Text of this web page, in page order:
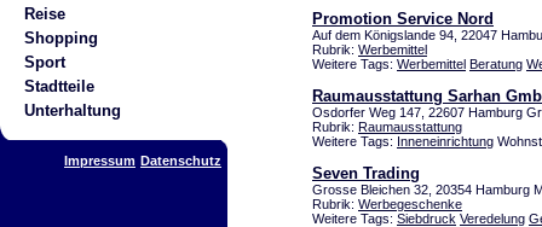
Reise
Shopping
Sport
Stadtteile
Unterhaltung
Impressum Datenschutz
Promotion Service Nord
Auf dem Königslande 94, 22047
Rubrik: Werbemittel
Weitere Tags: Werbemittel Beratung
Raumausstattung Sarhan
Osdorfer Weg 147, 22607 Hamburg
Rubrik: Raumausstattung
Weitere Tags: Inneneinrichtung
Seven Trading
Grosse Bleichen 32, 20354 Hamburg
Rubrik: Werbegeschenke
Weitere Tags: Siebdruck Veredelung